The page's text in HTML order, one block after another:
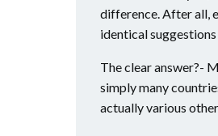
difference. After all,
identical
The clear answer?-
simply many
actually various